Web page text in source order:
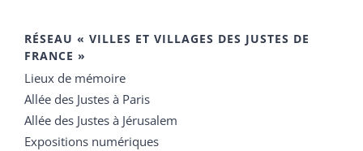
RÉSEAU « VILLES ET VILLAGES DES JUSTES DE
FRANCE »
Lieux de mémoire
Allée des Justes à Paris
Allée des Justes à Jérusalem
Expositions numériques